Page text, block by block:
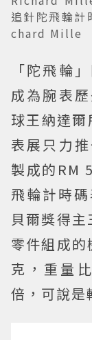
追針陀飛輪
chard Mille
「陀飛輪
成為腕表
球王納達
表展只力
製成的RM
飛輪計時
貝爾獎得
零件組成
克，重量
倍，可說是